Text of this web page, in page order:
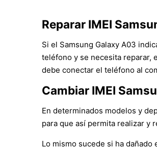
Reparar IMEI
Si el Samsung Galaxy A03
teléfono y se necesita reparar,
debe conectar el teléfono al
Cambiar IMEI
En determinados modelos y
para que así permita realizar y
Lo mismo sucede si ha